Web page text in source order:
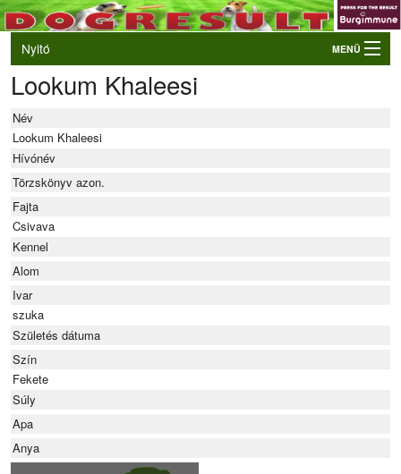
Nyitó MENÜ
Belépés
VB és EO válogatók
Élő eredmények
Rendezvények
Tulajdonosok/Felvezetők
Lookum Khaleesi
Név
Lookum Khaleesi
Hívónév
Törzskönyv azon.
Fajta
Csivava
Kennel
Alom
Ivar
szuka
Születés dátuma
Szín
Fekete
Súly
Apa
Anya